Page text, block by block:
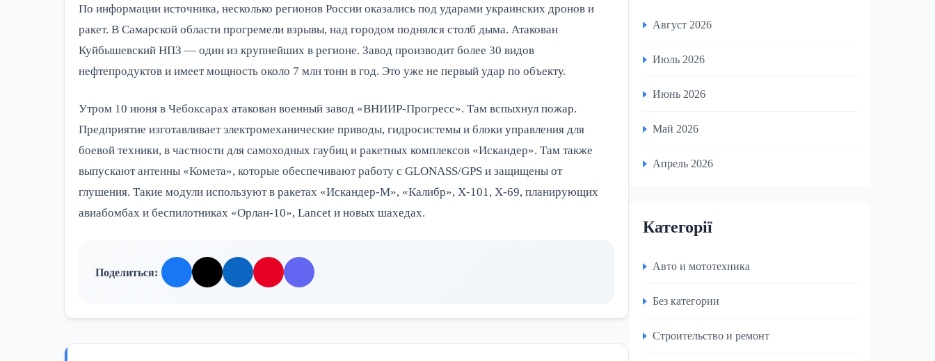
По информации источника, несколько регионов России оказались под ударами украинских дронов и
ракет. В Самарской области прогремели взрывы, над городом поднялся столб дыма. Атакован
Куйбышевский НПЗ — один из крупнейших в регионе. Завод производит более 30 видов
нефтепродуктов и имеет мощность около 7 млн тонн в год. Это уже не первый удар по объекту.
Утром 10 июня в Чебоксарах атакован военный завод «ВНИИР-Прогресс». Там вспыхнул пожар.
Предприятие изготавливает электромеханические приводы, гидросистемы и блоки управления для
боевой техники, в частности для самоходных гаубиц и ракетных комплексов «Искандер». Там также
выпускают антенны «Комета», которые обеспечивают работу с GLONASS/GPS и защищены от
глушения. Такие модули используют в ракетах «Искандер-М», «Калибр», Х-101, Х-69, планирующих
авиабомбах и беспилотниках «Орлан-10», Lancet и новых шахедах.
Поделиться:
Август 2026
Июль 2026
Июнь 2026
Май 2026
Апрель 2026
Категорії
Авто и мототехника
Без категории
Строительство и ремонт